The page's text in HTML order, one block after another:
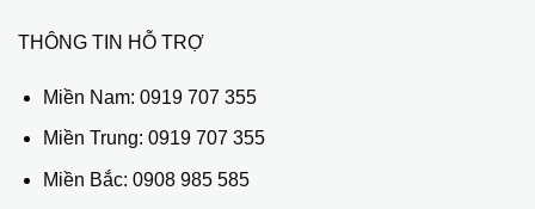
THÔNG TIN HỖ TRỢ
Miền Nam: 0919 707 355
Miền Trung: 0919 707 355
Miền Bắc: 0908 985 585